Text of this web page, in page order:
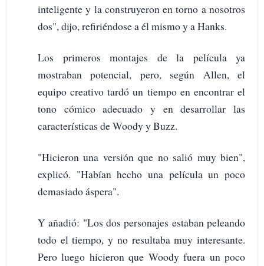
inteligente y la construyeron en torno a nosotros
dos", dijo, refiriéndose a él mismo y a Hanks.
Los primeros montajes de la película ya
mostraban potencial, pero, según Allen, el
equipo creativo tardó un tiempo en encontrar el
tono cómico adecuado y en desarrollar las
características de Woody y Buzz.
"Hicieron una versión que no salió muy bien",
explicó. "Habían hecho una película un poco
demasiado áspera".
Y añadió: "Los dos personajes estaban peleando
todo el tiempo, y no resultaba muy interesante.
Pero luego hicieron que Woody fuera un poco